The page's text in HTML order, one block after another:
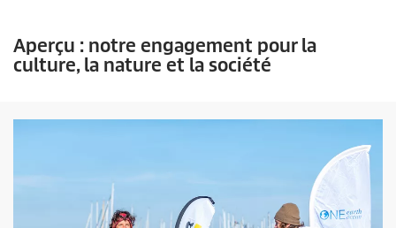
Aperçu : notre engagement pour la
culture, la nature et la société